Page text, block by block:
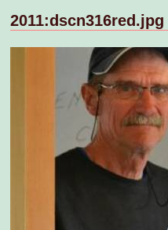
2011:dscn316red.jpg